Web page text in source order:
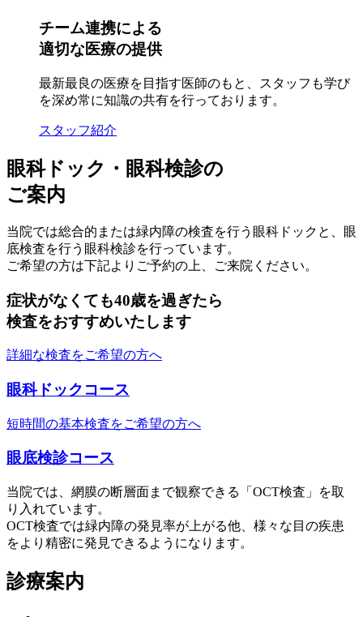
チーム連携による
適切な医療の提供
最新最良の医療を目指す医師のもと、スタッフも学び
を深め常に知識の共有を行っております。
スタッフ紹介
眼科ドック・眼科検診の
ご案内
当院では総合的または緑内障の検査を行う眼科ドックと、眼
底検査を行う眼科検診を行っています。
ご希望の方は下記よりご予約の上、ご来院ください。
症状がなくても40歳を過ぎたら
検査をおすすめいたします
詳細な検査をご希望の方へ
眼科ドックコース
短時間の基本検査をご希望の方へ
眼底検診コース
当院では、網膜の断層面まで観察できる「OCT検査」を取
り入れています。
OCT検査では緑内障の発見率が上がる他、様々な目の疾患
をより精密に発見できるようになります。
診療案内